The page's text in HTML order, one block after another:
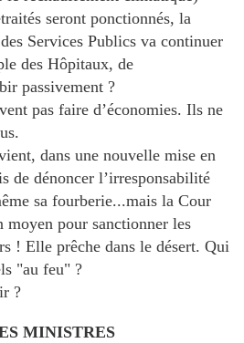
seront ponctionnés, la
Services Publics va continuer
des Hôpitaux, de
passivement ?
pas faire d’économies. Ils ne
dans une nouvelle mise en
de dénoncer l’irresponsabilité
sa fourberie...mais la Cour
moyen pour sanctionner les
! Elle prêche dans le désert. Qui
"au feu" ?
?
MINISTRES